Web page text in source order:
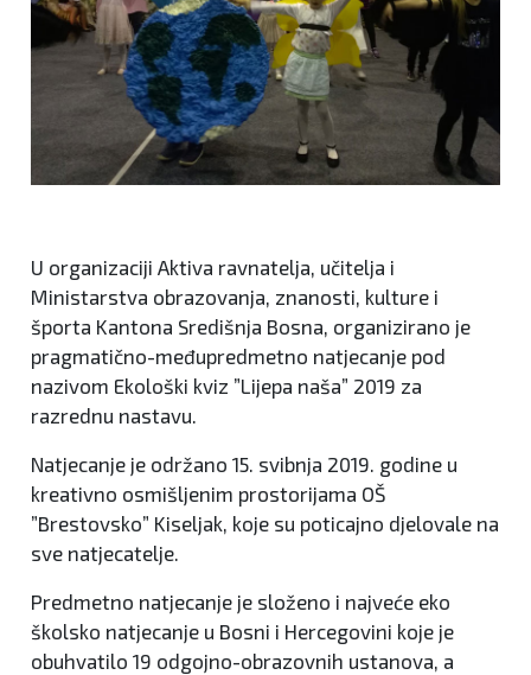
U organizaciji Aktiva ravnatelja, učitelja i
Ministarstva obrazovanja, znanosti, kulture i
športa Kantona Središnja Bosna, organizirano je
pragmatično-međupredmetno natjecanje pod
nazivom Ekološki kviz ”Lijepa naša” 2019 za
razrednu nastavu.
Natjecanje je održano 15. svibnja 2019. godine u
kreativno osmišljenim prostorijama OŠ
”Brestovsko” Kiseljak, koje su poticajno djelovale na
sve natjecatelje.
Predmetno natjecanje je složeno i najveće eko
školsko natjecanje u Bosni i Hercegovini koje je
obuhvatilo 19 odgojno-obrazovnih ustanova, a